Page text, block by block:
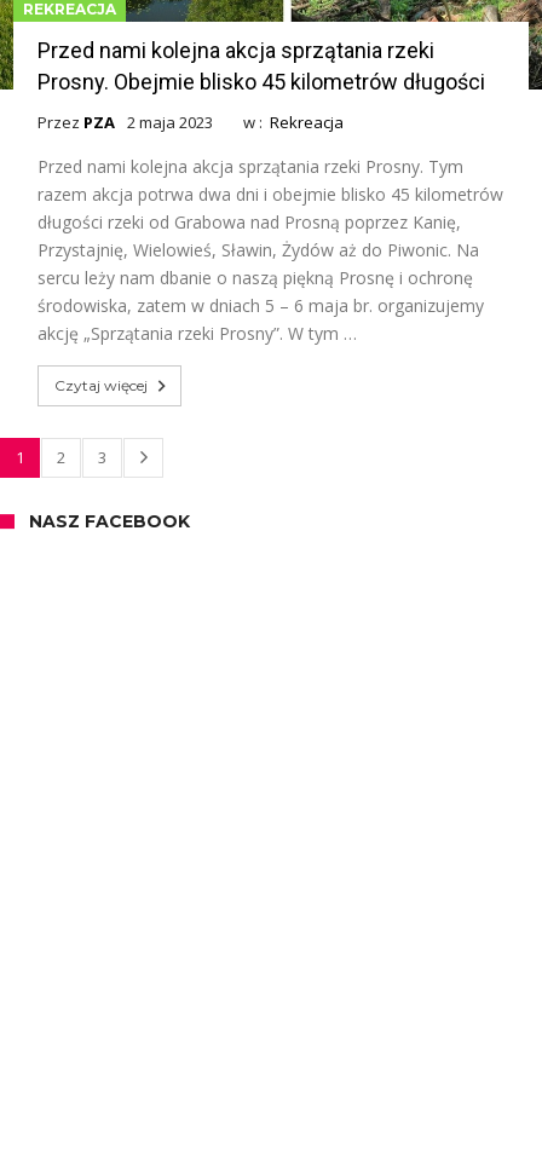
REKREACJA
Przed nami kolejna akcja sprzątania rzeki
Prosny. Obejmie blisko 45 kilometrów długości
Przez PZA 2 maja 2023 w :Rekreacja
Przed nami kolejna akcja sprzątania rzeki Prosny. Tym
razem akcja potrwa dwa dni i obejmie blisko 45 kilometrów
długości rzeki od Grabowa nad Prosną poprzez Kanię,
Przystajnię, Wielowieś, Sławin, Żydów aż do Piwonic. Na
sercu leży nam dbanie o naszą piękną Prosnę i ochronę
środowiska, zatem w dniach 5 – 6 maja br. organizujemy
akcję „Sprzątania rzeki Prosny”. W tym …
Czytaj więcej
1 2 3
NASZ FACEBOOK